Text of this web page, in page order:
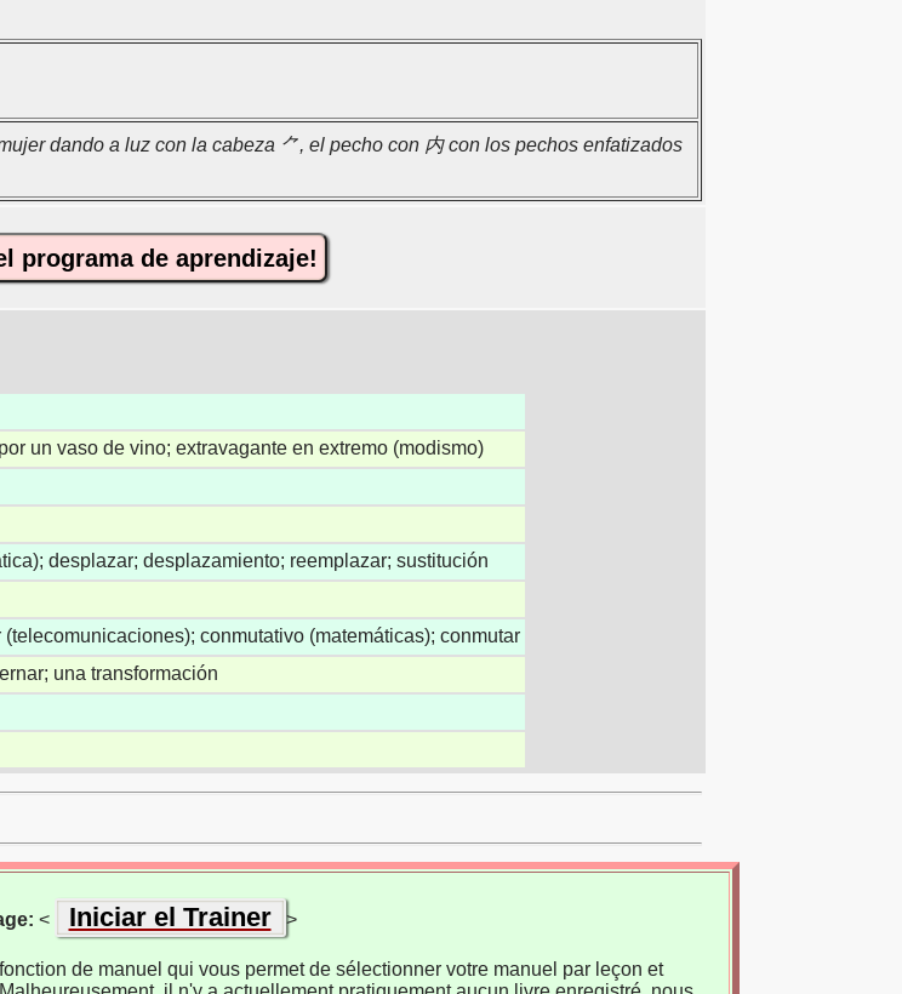
dando a luz con la cabeza ⺈, el pecho con 内 con los pechos enfatizados
programa de aprendizaje!
un vaso de vino; extravagante en extremo (modismo)
desplazar; desplazamiento; reemplazar; sustitución
conmutativo (matemáticas); conmutar
una transformación
< Iniciar el Trainer >
de manuel qui vous permet de sélectionner votre manuel par leçon et